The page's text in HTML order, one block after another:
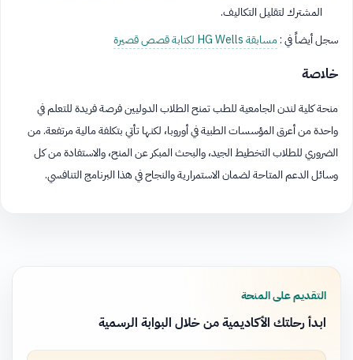
المشترك لتقليل التكاليف.
سجل أيضاً في :مسابقة HG Wells لكتابة قصص قصيرة
خلاصة
منحة كلية لندن الجامعية للطب تمنح الطلاب الدوليين فرصة فريدة للتعلم في
واحدة من أعرق المؤسسات الطبية في أوروبا، لكنها تأتي بتكلفة مالية مرتفعة. من
الضروري للطلاب التخطيط الجيد، والبحث المبكر عن المنح، والاستفادة من كل
وسائل الدعم المتاحة لضمان الاستمرارية والنجاح في هذا البرنامج التنافسي.
التقديم على المنحة
ابدأ رحلتك الأكاديمية من خلال البوابة الرسمية